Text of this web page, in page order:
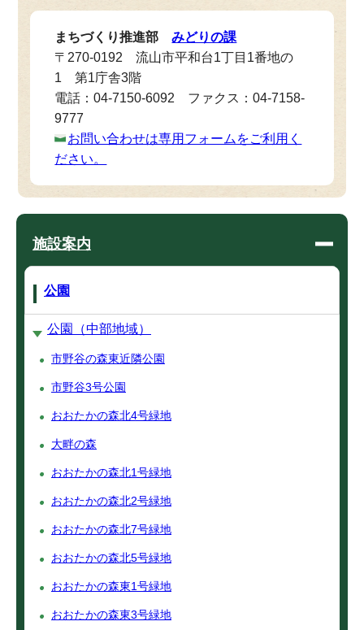
まちづくり推進部みどりの課
〒270-0192 流山市平和台1丁目1番地の
1 第1庁舎3階
電話：04-7150-6092 ファクス：04-7158-
9777
お問い合わせは専用フォームをご利用く
ださい。
施設案内
公園
公園（中部地域）
市野谷の森東近隣公園
市野谷3号公園
おおたかの森北4号緑地
大畔の森
おおたかの森北1号緑地
おおたかの森北2号緑地
おおたかの森北7号緑地
おおたかの森北5号緑地
おおたかの森東1号緑地
おおたかの森東3号緑地